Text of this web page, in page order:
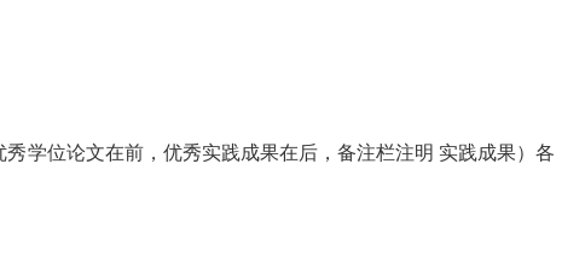
学位论文在前，优秀实践成果在后，备注栏注明 实践成果）各